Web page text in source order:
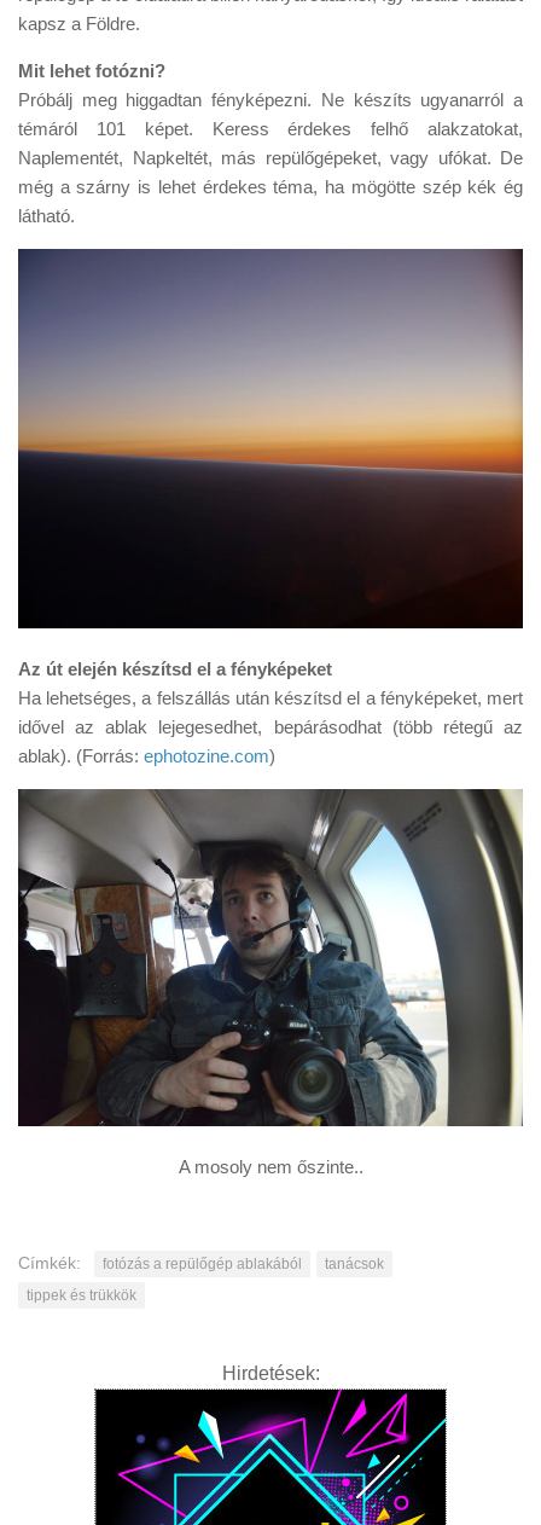
kapsz a Földre.
Mit lehet fotózni?
Próbálj meg higgadtan fényképezni. Ne készíts ugyanarról a
témáról 101 képet. Keress érdekes felhő alakzatokat,
Naplementét, Napkeltét, más repülőgépeket, vagy ufókat. De
még a szárny is lehet érdekes téma, ha mögötte szép kék ég
látható.
Az út elején készítsd el a fényképeket
Ha lehetséges, a felszállás után készítsd el a fényképeket, mert
idővel az ablak lejegesedhet, bepárásodhat (több rétegű az
ablak). (Forrás: ephotozine.com)
A mosoly nem őszinte..
Címkék: fotózás a repülőgép ablakából
tanácsok
tippek és trükkök
Hirdetések: